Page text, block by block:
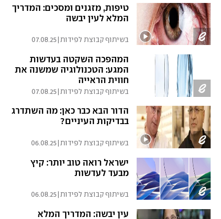
טיפות, מזגנים ומסכים: המדריך
המלא לעין יבשה
בשיתוף קבוצת לפידות|
07.08.25
המהפכה השקטה בעדשות
המגע: הטכנולוגיה שמשנה את
חווית הראייה
בשיתוף קבוצת לפידות 07.08.25
הדור הבא כבר כאן: מה השתדרג
בבדיקות העיניים?
בשיתוף קבוצת לפידות 06.08.25
ישראל רואה טוב יותר: קיץ
מבעד לעדשות
בשיתוף קבוצת לפידות|
06.08.25
עין יבשה: המדריך המלא